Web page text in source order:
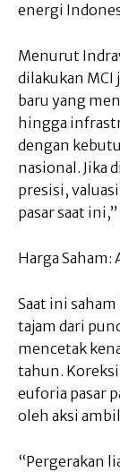
energi
Menurut
dilakukan MCI
baru yang
hingga
dengan
nasional. Jika
presisi,
pasar saat
Harga Saham:
Saat ini saham
tajam dari
mencetak
tahun.
euforia pasar
oleh aksi
“Pergerakan